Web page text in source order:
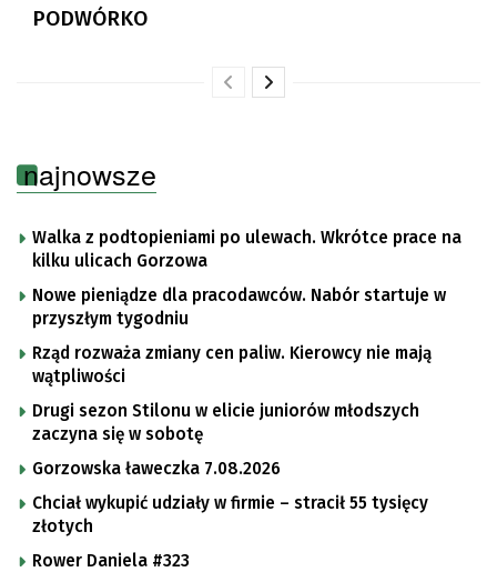
PODWÓRKO
najnowsze
Walka z podtopieniami po ulewach. Wkrótce prace na
kilku ulicach Gorzowa
Nowe pieniądze dla pracodawców. Nabór startuje w
przyszłym tygodniu
Rząd rozważa zmiany cen paliw. Kierowcy nie mają
wątpliwości
Drugi sezon Stilonu w elicie juniorów młodszych
zaczyna się w sobotę
Gorzowska ławeczka 7.08.2026
Chciał wykupić udziały w firmie – stracił 55 tysięcy
złotych
Rower Daniela #323